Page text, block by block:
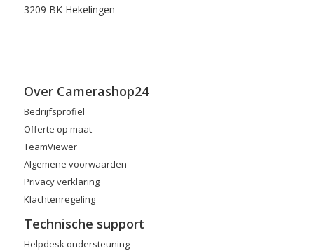
3209 BK Hekelingen
Over Camerashop24
Bedrijfsprofiel
Offerte op maat
TeamViewer
Algemene voorwaarden
Privacy verklaring
Klachtenregeling
Technische support
Helpdesk ondersteuning